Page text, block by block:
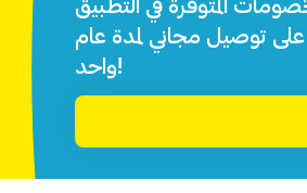
المتوفرة في التطبيق.
توصيل مجاني لمدة عام
واحد!